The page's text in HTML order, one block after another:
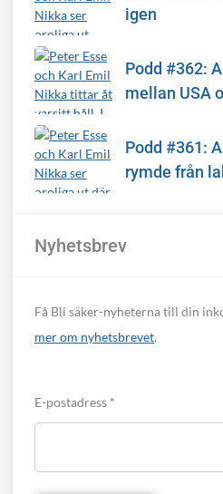
igen
Podd #362:
mellan USA
Podd #361:
rymde från
Nyhetsbrev
Få Bli säker-nyheterna till din
mer om nyhetsbrevet.
E-postadress *